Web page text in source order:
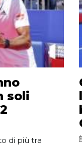
soli
di più tra